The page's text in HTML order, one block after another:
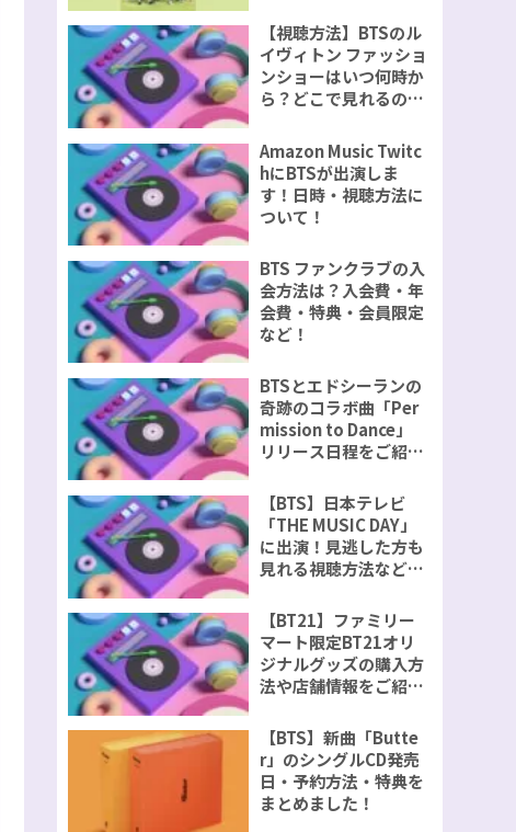
【視聴方法】BTSのル
イヴィトン ファッショ
ンショーはいつ何時か
ら？どこで見れるの？
Amazon Music Twitc
hにBTSが出演しま
す！日時・視聴方法に
ついて！
BTS ファンクラブの入
会方法は？入会費・年
会費・特典・会員限定
など！
BTSとエドシーランの
奇跡のコラボ曲「Per
mission to Dance」
リリース日程をご紹
【BTS】日本テレビ
「THE MUSIC DAY」
に出演！見逃した方も
見れる視聴方法などを
【BT21】ファミリー
マート限定BT21オリ
ジナルグッズの購入方
法や店舗情報をご紹
【BTS】新曲「Butte
r」のシングルCD発売
日・予約方法・特典を
まとめました！